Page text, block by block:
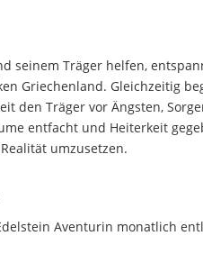
seinem Träger helfen,
Griechenland. Gleichzeitig
den Träger vor Ängsten,
entfacht und Heiterkeit
umzusetzen.
Aventurin monatlich